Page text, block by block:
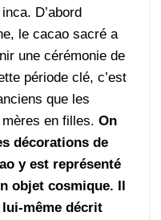
D’abord
le cacao sacré a
une cérémonie de
période clé, c’est
que les
mères en filles.On
décorations de
y est représenté
objet cosmique. Il
même décrit